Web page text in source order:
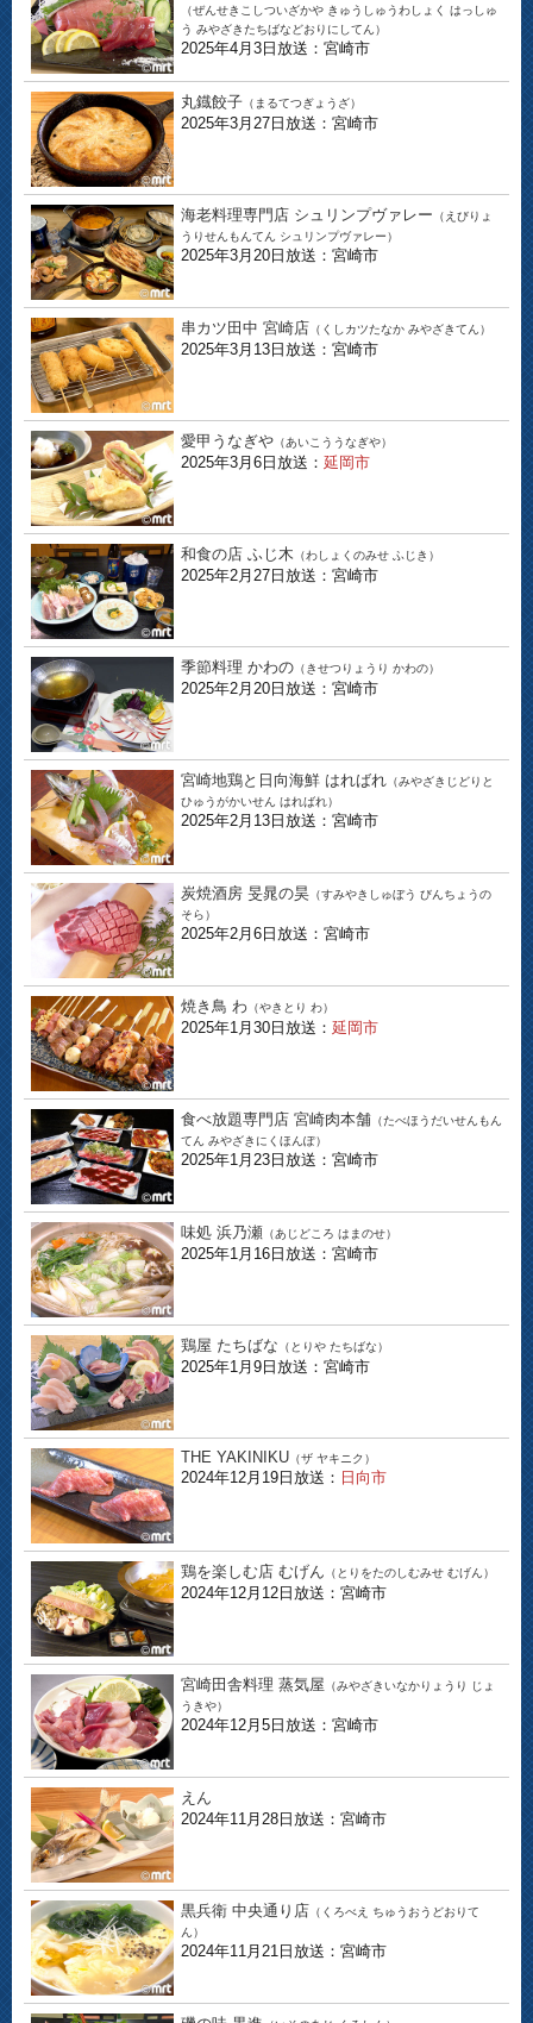
（ぜんせきこしついざかや きゅうしゅうわしょく はっしゅ
う みやざきたちばなどおりにしてん）
2025年4月3日放送：宮崎市
丸鐡餃子 （まるてつぎょうざ）
2025年3月27日放送：宮崎市
海老料理専門店 シュリンプヴァレー （えびりょ
うりせんもんてん シュリンプヴァレー）
2025年3月20日放送：宮崎市
串カツ田中 宮崎店 （くしカツたなか みやざきてん）
2025年3月13日放送：宮崎市
愛甲うなぎや （あいこううなぎや）
2025年3月6日放送： 延岡市
和食の店 ふじ木 （わしょくのみせ ふじき）
2025年2月27日放送：宮崎市
季節料理 かわの （きせつりょうり かわの）
2025年2月20日放送：宮崎市
宮崎地鶏と日向海鮮 はればれ （みやざきじどりと
ひゅうがかいせん はればれ）
2025年2月13日放送：宮崎市
炭焼酒房 旻晁の昊 （すみやきしゅぼう びんちょうの
そら）
2025年2月6日放送：宮崎市
焼き鳥 わ （やきとり わ）
2025年1月30日放送： 延岡市
食べ放題専門店 宮崎肉本舗 （たべほうだいせんもん
てん みやざきにくほんぽ）
2025年1月23日放送：宮崎市
味処 浜乃瀬 （あじどころ はまのせ）
2025年1月16日放送：宮崎市
鶏屋 たちばな （とりや たちばな）
2025年1月9日放送：宮崎市
THE YAKINIKU （ザ ヤキニク）
2024年12月19日放送： 日向市
鶏を楽しむ店 むげん （とりをたのしむみせ むげん）
2024年12月12日放送：宮崎市
宮崎田舎料理 蒸気屋 （みやざきいなかりょうり じょ
うきや）
2024年12月5日放送：宮崎市
えん
2024年11月28日放送：宮崎市
黒兵衛 中央通り店 （くろべえ ちゅうおうどおりて
ん）
2024年11月21日放送：宮崎市